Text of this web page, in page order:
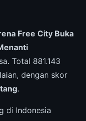
Free City Buka
Total 881.143
dengan skor
.
di Indonesia